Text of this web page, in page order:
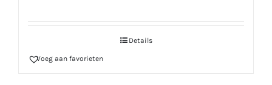
Details
Voeg aan favorieten